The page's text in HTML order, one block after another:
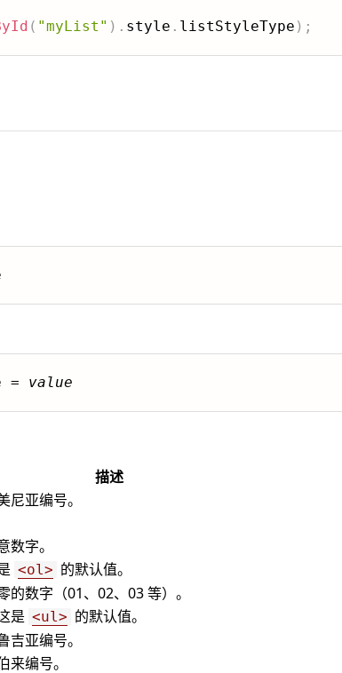
( "myList" ) . style . listStyleType ) ;
= value
描述
尼亚编号。
数字。
<ol> 的默认值。
的数字（01、02、03 等）。
是 <ul> 的默认值。
吉亚编号。
来编号。